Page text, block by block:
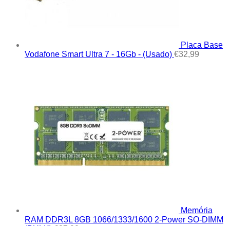
Placa Base
Vodafone Smart Ultra 7 - 16Gb - (Usado) €32,99
Memória
RAM DDR3L 8GB 1066/1333/1600 2-Power SO-DIMM